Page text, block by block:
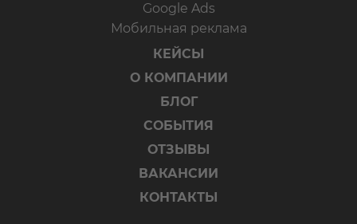
Google Ads
Мобильная реклама
КЕЙСЫ
О КОМПАНИИ
БЛОГ
СОБЫТИЯ
ОТЗЫВЫ
ВАКАНСИИ
КОНТАКТЫ